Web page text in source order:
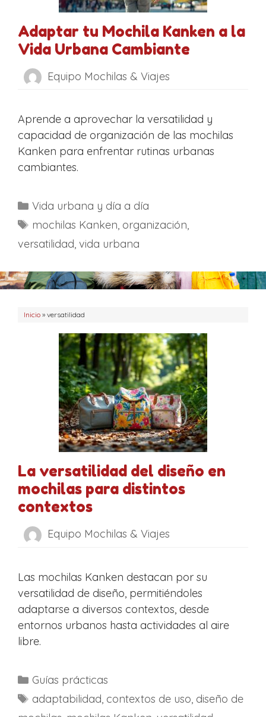
Adaptar tu Mochila Kanken a la
Vida Urbana Cambiante
Equipo Mochilas & Viajes
Aprende a aprovechar la versatilidad y
capacidad de organización de las mochilas
Kanken para enfrentar rutinas urbanas
cambiantes.
C
a
g
o
í
Vida urbana y día a día
E
t
q
u
t
mochilas Kanken, organización,
versatilidad, vida urbana
Inicio » versatilidad
La versatilidad del diseño en
mochilas para distintos
contextos
Equipo Mochilas & Viajes
Las mochilas Kanken destacan por su
versatilidad de diseño, permitiéndoles
adaptarse a diversos contextos, desde
entornos urbanos hasta actividades al aire
libre.
C
a
Guías prácticas
E
t
adaptabilidad, contextos de uso, diseño de